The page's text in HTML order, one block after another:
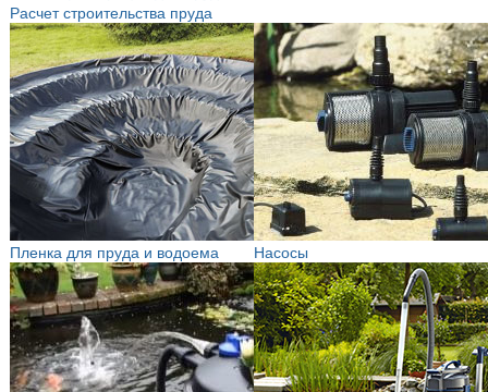
Расчет строительства пруда
Пленка для пруда и водоема Насосы